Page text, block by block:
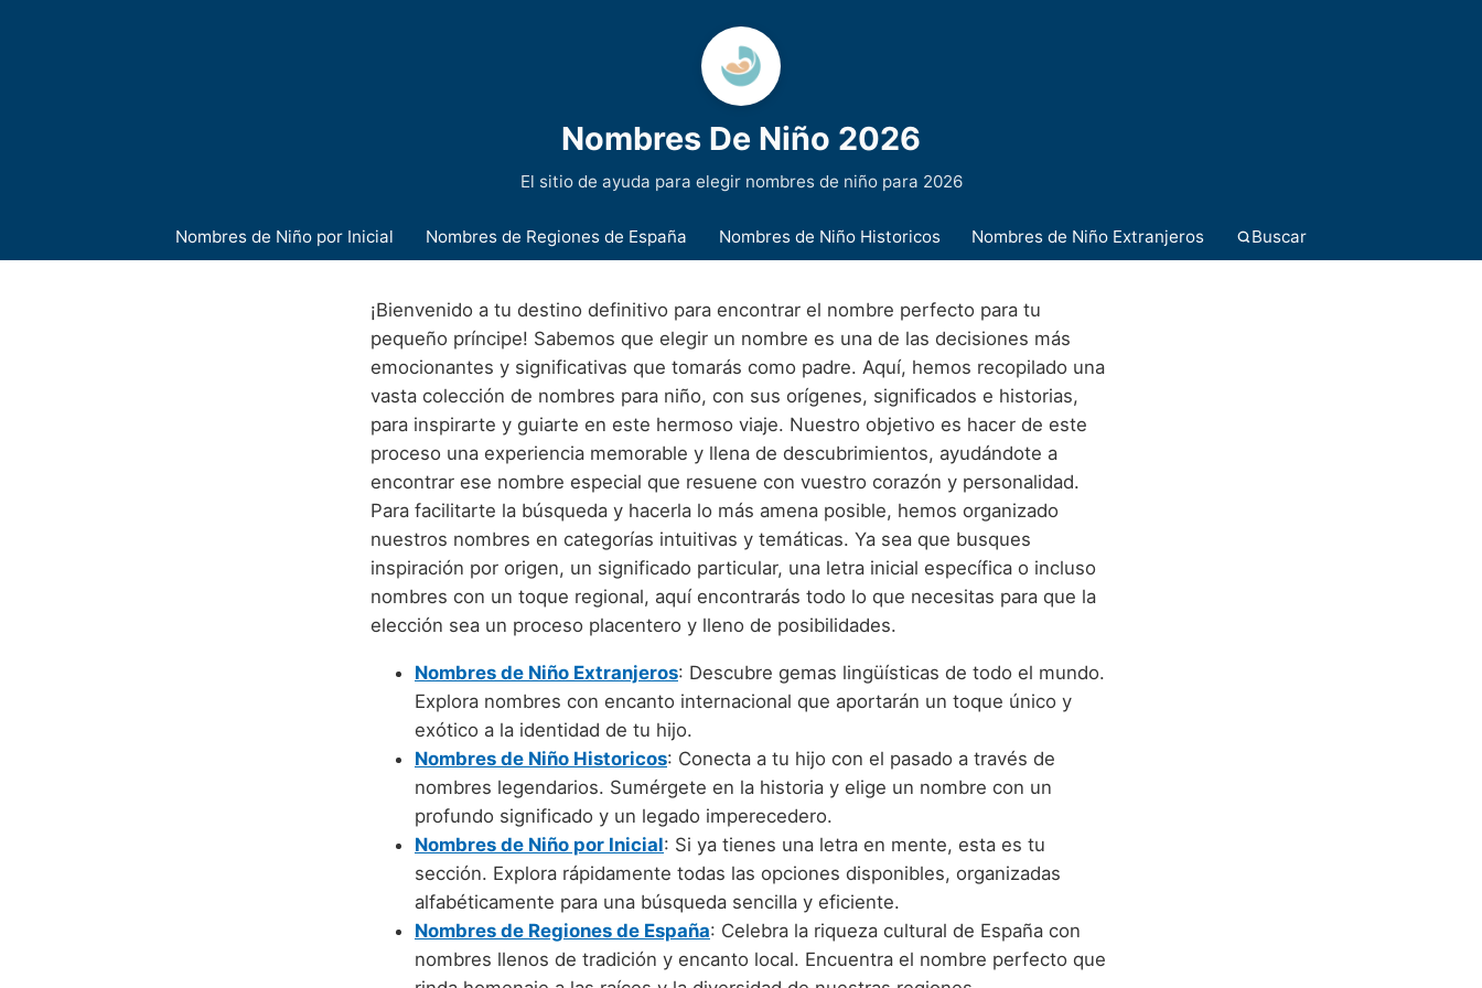
Nombres De Niño 2026
El sitio de ayuda para elegir nombres de niño para 2026
Nombres de Niño por Inicial Nombres de Regiones de España Nombres de Niño Historicos Nombres de Niño Extranjeros Buscar
¡Bienvenido a tu destino definitivo para encontrar el nombre perfecto para tu
pequeño príncipe! Sabemos que elegir un nombre es una de las decisiones más
emocionantes y significativas que tomarás como padre. Aquí, hemos recopilado una
vasta colección de nombres para niño, con sus orígenes, significados e historias,
para inspirarte y guiarte en este hermoso viaje. Nuestro objetivo es hacer de este
proceso una experiencia memorable y llena de descubrimientos, ayudándote a
encontrar ese nombre especial que resuene con vuestro corazón y personalidad.
Para facilitarte la búsqueda y hacerla lo más amena posible, hemos organizado
nuestros nombres en categorías intuitivas y temáticas. Ya sea que busques
inspiración por origen, un significado particular, una letra inicial específica o incluso
nombres con un toque regional, aquí encontrarás todo lo que necesitas para que la
elección sea un proceso placentero y lleno de posibilidades.
Nombres de Niño Extranjeros: Descubre gemas lingüísticas de todo el mundo.
Explora nombres con encanto internacional que aportarán un toque único y
exótico a la identidad de tu hijo.
Nombres de Niño Historicos: Conecta a tu hijo con el pasado a través de
nombres legendarios. Sumérgete en la historia y elige un nombre con un
profundo significado y un legado imperecedero.
Nombres de Niño por Inicial: Si ya tienes una letra en mente, esta es tu
sección. Explora rápidamente todas las opciones disponibles, organizadas
alfabéticamente para una búsqueda sencilla y eficiente.
Nombres de Regiones de España: Celebra la riqueza cultural de España con
nombres llenos de tradición y encanto local. Encuentra el nombre perfecto que